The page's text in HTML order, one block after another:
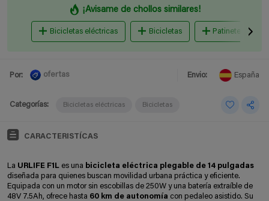
¡Avisame de chollos similares!
Bicicletas eléctricas Bicicletas Patinetes
Por: ofertas Envio: España
Categorías: Bicicletas eléctricas Bicicletas
CARACTERISTÍCAS
La URLIFE F1L es una bicicleta eléctrica plegable de 14 pulgadas
diseñada para quienes buscan movilidad urbana práctica y eficiente.
Equipada con un motor sin escobillas de 250W y una batería extraíble de
48V 7.5Ah, ofrece hasta 60 km de autonomía con pedaleo asistido. Su